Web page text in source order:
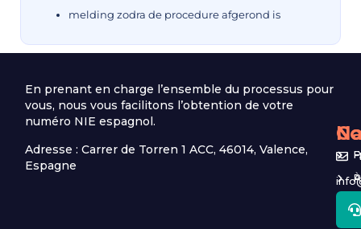
melding zodra de procedure afgerond is
En prenant en charge l’ensemble du processus pour
vous, nous vous facilitons l’obtention de votre
numéro NIE espagnol.
Adresse : Carrer de Torren 1 ACC, 46014, Valence,
Espagne
À